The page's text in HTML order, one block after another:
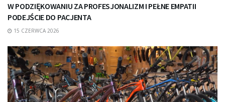
W PODZIĘKOWANIU ZA PROFESJONALIZM I PEŁNE EMPATII
PODEJŚCIE DO PACJENTA
15 CZERWCA 2026